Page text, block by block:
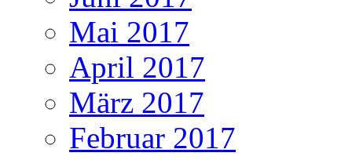
Mai 2017
April 2017
März 2017
Februar 2017